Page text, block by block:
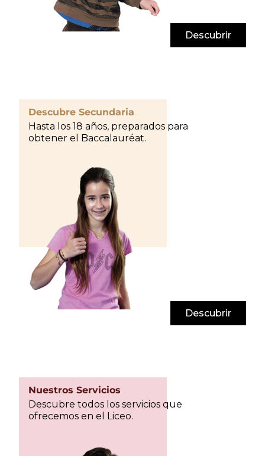
Descubrir
Descubre Secundaria
Hasta los 18 años, preparados para
obtener el Baccalauréat.
Descubrir
Nuestros Servicios
Descubre todos los servicios que
ofrecemos en el Liceo.